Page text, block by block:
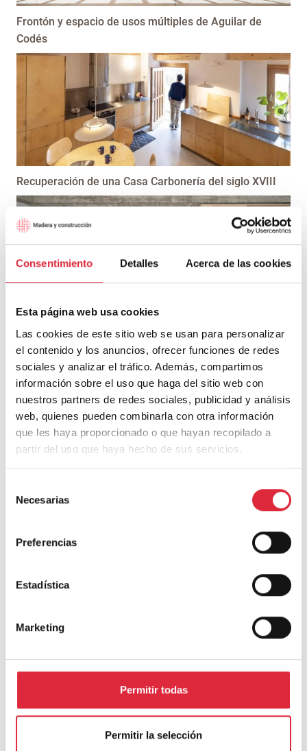
Consentimiento Detalles Acerca de las cookies
Esta página web usa cookies
Las cookies de este sitio web se usan para personalizar
el contenido y los anuncios, ofrecer funciones de redes
sociales y analizar el tráfico. Además, compartimos
información sobre el uso que haga del sitio web con
nuestros partners de redes sociales, publicidad y análisis
web, quienes pueden combinarla con otra información
que les haya proporcionado o que hayan recopilado a
partir del uso que haya hecho de sus servicios.
Necesarias
Preferencias
Estadística
Marketing
Permitir todas
Permitir la selección
Frontón y espacio de usos múltiples de Aguilar de
Codés
Recuperación de una Casa Carbonería del siglo XVIII
Deja una respuesta
Tu dirección de correo electrónico no será publicada. Los campos
Comentario